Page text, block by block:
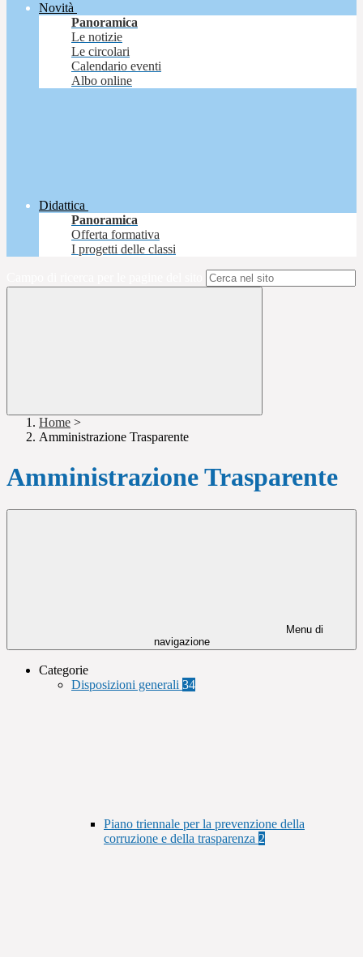
Novità
Panoramica
Le notizie
Le circolari
Calendario eventi
Albo online
Didattica
Panoramica
Offerta formativa
I progetti delle classi
Home >
Amministrazione Trasparente
Amministrazione Trasparente
Menu di
navigazione
Categorie
Disposizioni generali 34
Piano triennale per la prevenzione della
corruzione e della trasparenza 2